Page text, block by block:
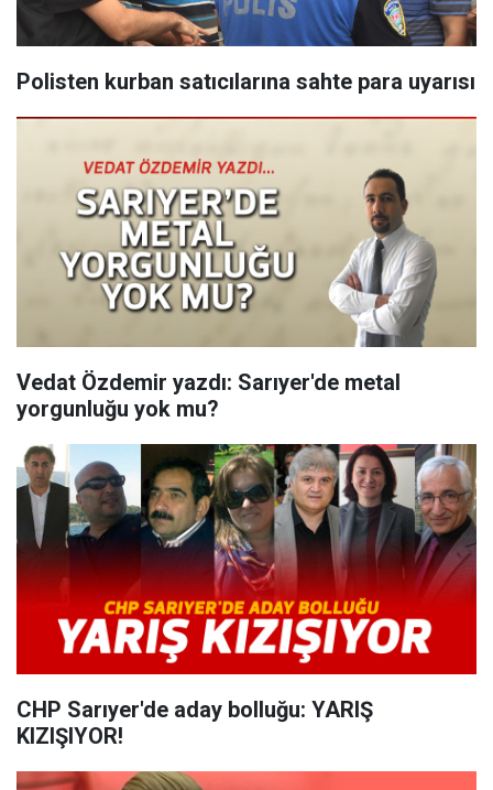
Polisten kurban satıcılarına sahte para uyarısı
Vedat Özdemir yazdı: Sarıyer'de metal
yorgunluğu yok mu?
CHP Sarıyer'de aday bolluğu: YARIŞ
KIZIŞIYOR!